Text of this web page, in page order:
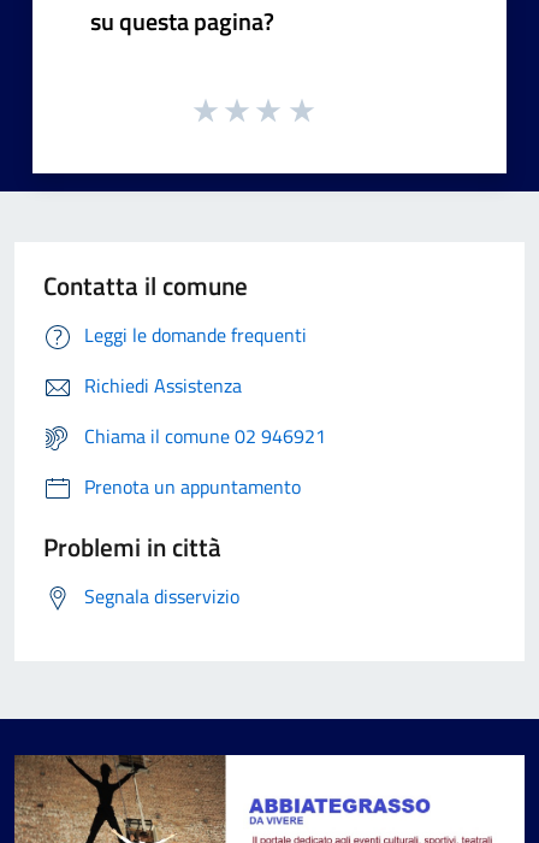
su questa pagina?
Contatta il comune
Leggi le domande frequenti
Richiedi Assistenza
Chiama il comune 02 946921
Prenota un appuntamento
Problemi in città
Segnala disservizio